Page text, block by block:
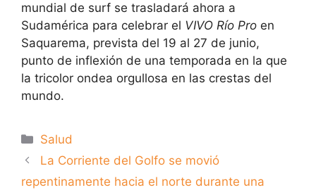
mundial de surf se trasladará ahora a
Sudamérica para celebrar el VIVO Río Pro en
Saquarema, prevista del 19 al 27 de junio,
punto de inflexión de una temporada en la que
la tricolor ondea orgullosa en las crestas del
mundo.
Categorías
Salud
La Corriente del Golfo se movió
repentinamente hacia el norte durante una